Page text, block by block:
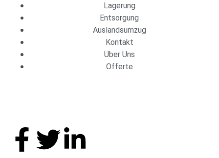
Lagerung
Entsorgung
Auslandsumzug
Kontakt
Über Uns
Offerte